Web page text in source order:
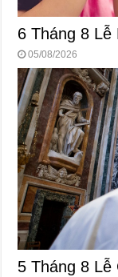
6 Tháng 8 Lễ
05/08/2026
5 Tháng 8